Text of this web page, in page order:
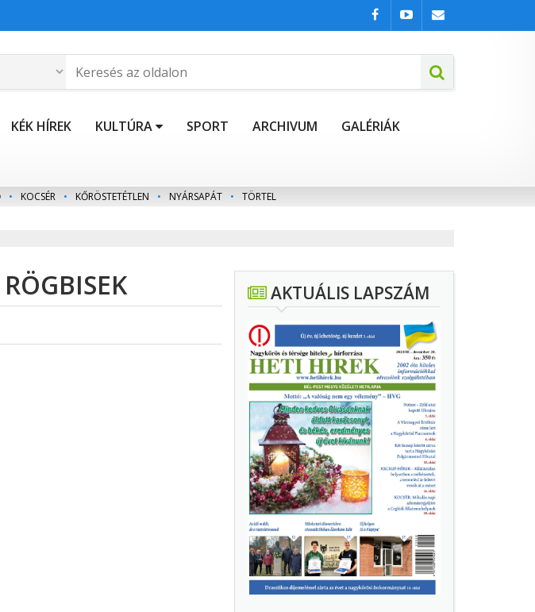
KÉK HÍREK KULTÚRA SPORT ARCHIVUM GALÉRIÁK
• KOCSÉR • KŐRÖSTETÉTLEN • NYÁRSAPÁT • TÖRTEL
AKTUÁLIS LAPSZÁM